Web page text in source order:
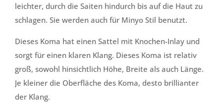
leichter, durch die Saiten hindurch bis auf die Haut zu
schlagen. Sie werden auch für Minyo Stil benutzt.
Dieses Koma hat einen Sattel mit Knochen-Inlay und
sorgt für einen klaren Klang. Dieses Koma ist relativ
groß, sowohl hinsichtlich Höhe, Breite als auch Länge.
Je kleiner die Oberfläche des Koma, desto brillianter
der Klang.